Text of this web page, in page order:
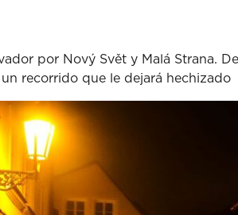
por Nový Svět y Malá Strana.
recorrido que le dejará hechizado